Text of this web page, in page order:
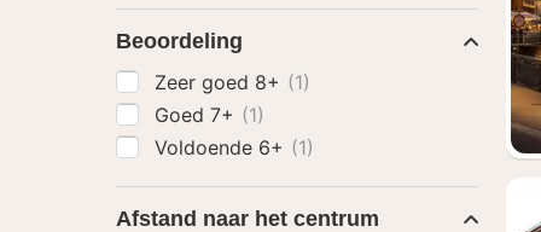
Beoordeling
Zeer goed 8+ (1)
Goed 7+ (1)
Voldoende 6+ (1)
Afstand naar het centrum